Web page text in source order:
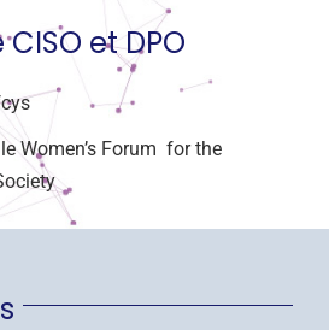
et DPO
Women’s Forum for the